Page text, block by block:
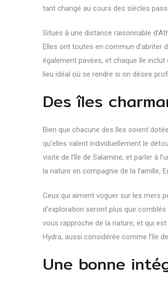
tant changé au cours des siècles
Situés à une distance raisonnable
Elles ont toutes en commun d’abriter
également pavées, et chaque île
lieu idéal où se rendre si on désire
Des îles
Bien que chacune des îles soient
qu’elles valent individuellement le
visite de l’île de Salamine, et parler à
la nature en compagnie de la famille,
Ceux qui aiment voguer sur les mers
d’exploration seront plus que
vous rapproche de la nature, et qui
Hydra, aussi considérée comme l’île
Une bonne